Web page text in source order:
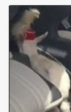
將透過思茅
資訊以官方發布為準。
亞洲象的重
塔，可供監
為民眾避難
握象群動態。 亞洲象是大陸國家一級重點保護
野生動物，
物種，大陸
省西雙版納
兩隻雪豹相
出，雪豹幼
母親獨立生
同胎兄弟姊
增加生存機率。 專家分析，未成年雪
母豹時，無
新領域的能
僅能共同尋
其他潛在威
驗逐漸成熟
自己的活動
舔舐，不少
說明，母獅
連接的臍帶
能行為，目
室，健康狀況良好。 園方
月1日，一
利產下三胞
後不慎從展
獅活動區，
臍帶，幾乎